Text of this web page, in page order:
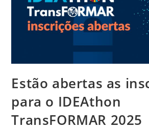
Estão abertas as
para o IDEAthon
TransFORMAR 2025